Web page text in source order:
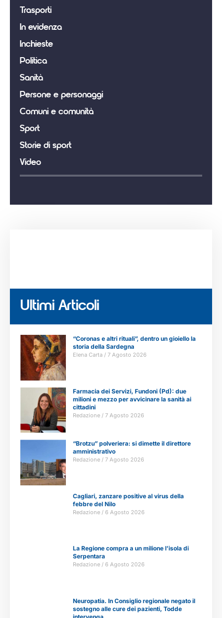
Trasporti
In evidenza
Inchieste
Politica
Sanità
Persone e personaggi
Comuni e comunità
Sport
Storie di sport
Video
Ultimi Articoli
“Coronas e altri rituali”, dentro un gioiello la
storia della Sardegna
Elena Carta 7 Agosto 2026
Farmacia dei Servizi, Fundoni (Pd): due
milioni e mezzo per avvicinare la sanità ai
cittadini
Redazione 7 Agosto 2026
“Brotzu” polveriera: si dimette il direttore
amministrativo
Redazione 7 Agosto 2026
Cagliari, zanzare positive al virus della
febbre del Nilo
Redazione 6 Agosto 2026
La Regione compra a un milione l’isola di
Serpentara
Redazione 6 Agosto 2026
Neuropatia. In Consiglio regionale negato il
sostegno alle cure dei pazienti, Todde